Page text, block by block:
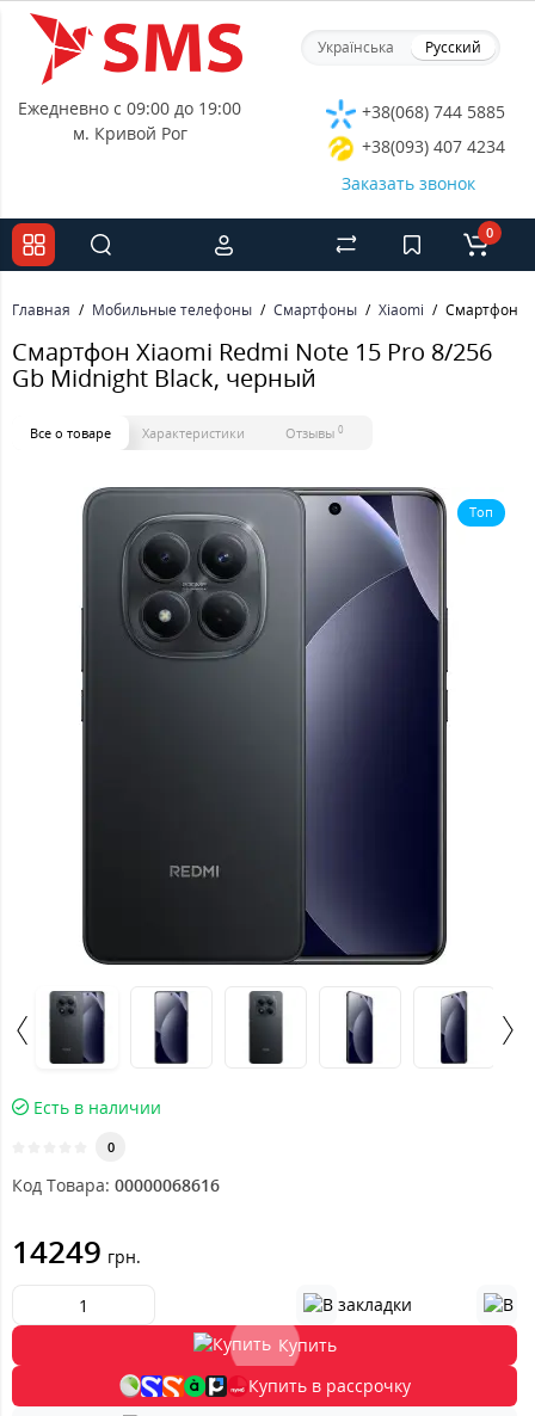
Українська Русский
Ежедневно с 09:00 до 19:00
м. Кривой Рог
+38(068) 744 5885
+38(093) 407 4234
Заказать звонок
0
Главная Мобильные телефоны Смартфоны Xiaomi Смартфон
Смартфон Xiaomi Redmi Note 15 Pro 8/256
Gb Midnight Black, черный
Все о товаре Характеристики Отзывы 0
Топ
Есть в наличии
0
Код Товара: 00000068616
14249 грн.
Купить
Купить в рассрочку